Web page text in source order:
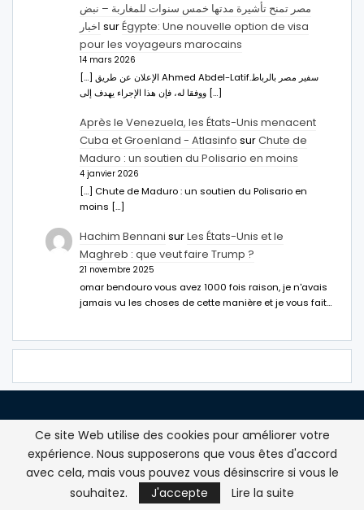
مصر تمنح تأشيرة مدتها خمس سنوات للمغاربة – نبض
اخبار surÉgypte: Une nouvelle option de visa
pour les voyageurs marocains
14 mars 2026
[…] الإعلان عن طريق Ahmed Abdel-Latifسفير مصر بالرباط.
ووفقا له، فإن هذا الإجراء يهدف إلى […]
Après le Venezuela, les États-Unis menacent
Cuba et Groenland - Atlasinfo surChute de
Maduro : un soutien du Polisario en moins
4 janvier 2026
[…] Chute de Maduro : un soutien du Polisario en
moins […]
Hachim Bennani surLes États-Unis et le
Maghreb : que veut faire Trump ?
21 novembre 2025
omar bendouro vous avez 1000 fois raison, je n'avais
jamais vu les choses de cette manière et je vous fait…
PLAN DE SITE
En direct
Ce site Web utilise des cookies pour améliorer votre
expérience. Nous supposerons que vous êtes d'accord
avec cela, mais vous pouvez vous désinscrire si vous le
souhaitez.
J'accepte Lire la suite